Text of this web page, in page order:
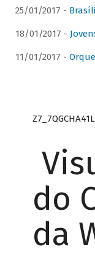
25/01/2017 -
18/01/2017 -
11/01/2017 -
do
da